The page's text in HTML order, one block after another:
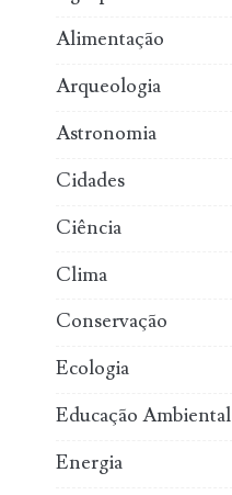
Alimentação
Arqueologia
Astronomia
Cidades
Ciência
Clima
Conservação
Ecologia
Educação Ambiental
Energia